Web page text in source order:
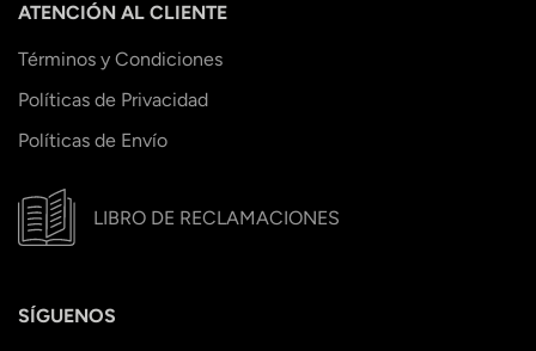
ATENCIÓN AL CLIENTE
Términos y Condiciones
Políticas de Privacidad
Políticas de Envío
LIBRO DE RECLAMACIONES
SÍGUENOS